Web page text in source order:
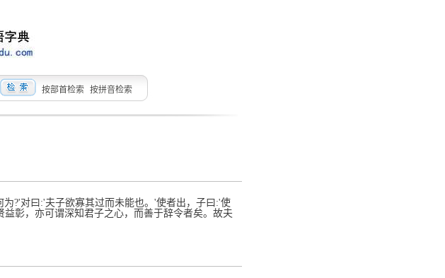
按部首检索 按拼音检索
?'对曰:'夫子欲寡其过而未能也。'使者出，子曰:'使
彰，亦可谓深知君子之心，而善于辞令者矣。故夫